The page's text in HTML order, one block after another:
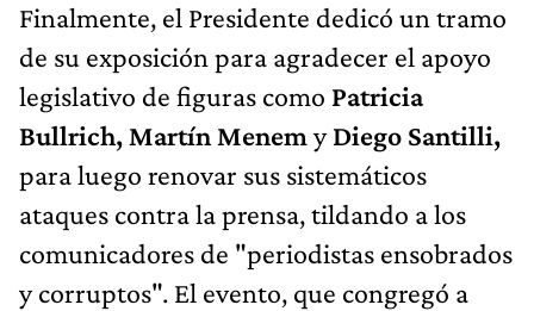
Finalmente, el Presidente dedicó un tramo
de su exposición para agradecer el apoyo
legislativo de figuras como Patricia
Bullrich, Martín Menem yDiego Santilli,
para luego renovar sus sistemáticos
ataques contra la prensa, tildando a los
comunicadores de "periodistas ensobrados
y corruptos". El evento, que congregó a